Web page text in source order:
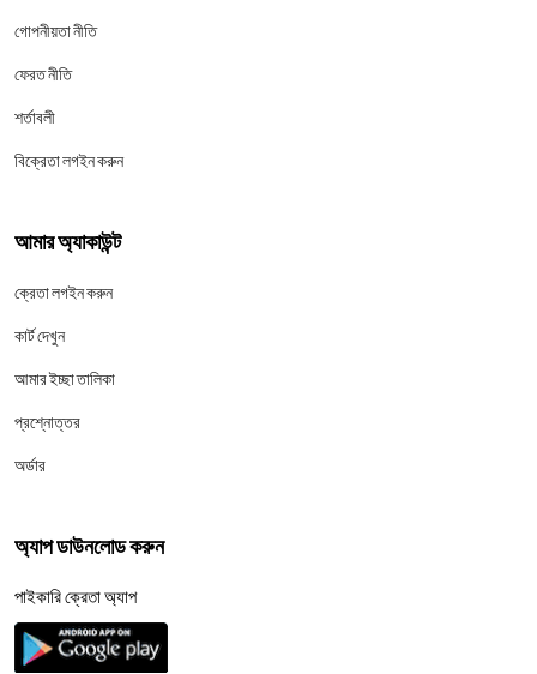
গোপনীয়তা নীতি
ফেরত নীতি
শর্তাবলী
বিক্রেতা লগইন করুন
আমার অ্যাকাউন্ট
ক্রেতা লগইন করুন
কার্ট দেখুন
আমার ইচ্ছা তালিকা
প্রশ্নোত্তর
অর্ডার
অ্যাপ ডাউনলোড করুন
পাইকারি ক্রেতা অ্যাপ